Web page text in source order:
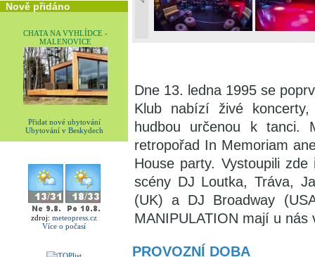
Nově přidáno
CHATA NA VYHLÍDCE -
MALENOVICE
Přidat nové ubytování
Ubytování v Beskydech
zdroj: meteopress.cz
Více o počasí
Dne 13. ledna 1995 se
Klub nabízí živé
hudbou určenou k tanci.
retropořad In Memoriam
House party. Vystoupili
scény DJ Loutka, Tráva,
(UK) a DJ Broadway
MANIPULATION mají u nás
PROVOZNÍ DOBA